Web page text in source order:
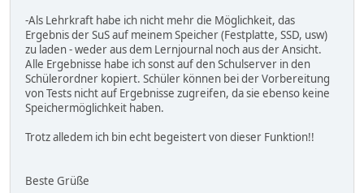
-Als Lehrkraft habe ich nicht mehr die Möglichkeit, das
Ergebnis der SuS auf meinem Speicher (Festplatte, SSD, usw)
zu laden - weder aus dem Lernjournal noch aus der Ansicht.
Alle Ergebnisse habe ich sonst auf den Schulserver in den
Schülerordner kopiert. Schüler können bei der Vorbereitung
von Tests nicht auf Ergebnisse zugreifen, da sie ebenso keine
Speichermöglichkeit haben.
Trotz alledem ich bin echt begeistert von dieser Funktion!!
Beste Grüße